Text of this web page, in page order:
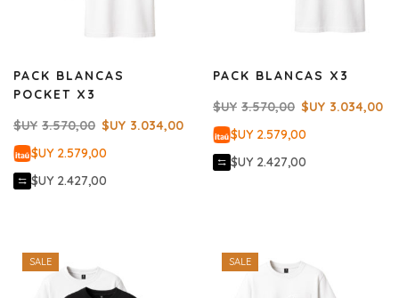
PACK BLANCAS
POCKET X3
$UY 3.570,00 $UY 3.034,00
$UY 2.579,00
$UY 2.427,00
PACK BLANCAS X3
$UY 3.570,00 $UY 3.034,00
$UY 2.579,00
$UY 2.427,00
SALE SALE